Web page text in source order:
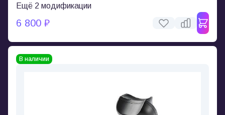
Ещё 2 модификации
6 800 ₽
В наличии